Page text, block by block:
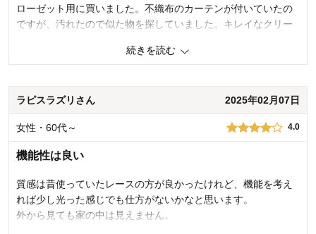
ローゼット用に買いました。不織布のカーテンが付いていたの
ですが、汚れたので似た物を探していました。キレイなクリー
デザイン・色
購入商品： クリーム, 約100×208×2枚▲
使用場所： クローゼット
購入のきっかけ： 買い替え
商品を使う人： 自分
続きを読む
ラピスラズリさん 2025年02月07日
女性・60代～ 4.0
機能性は良い
質感は昔使っていたレースの方が良かったけれど、機能を考え
れば少し光った感じでも仕方がないかなと思います。
外から見ても家の中は見えません。